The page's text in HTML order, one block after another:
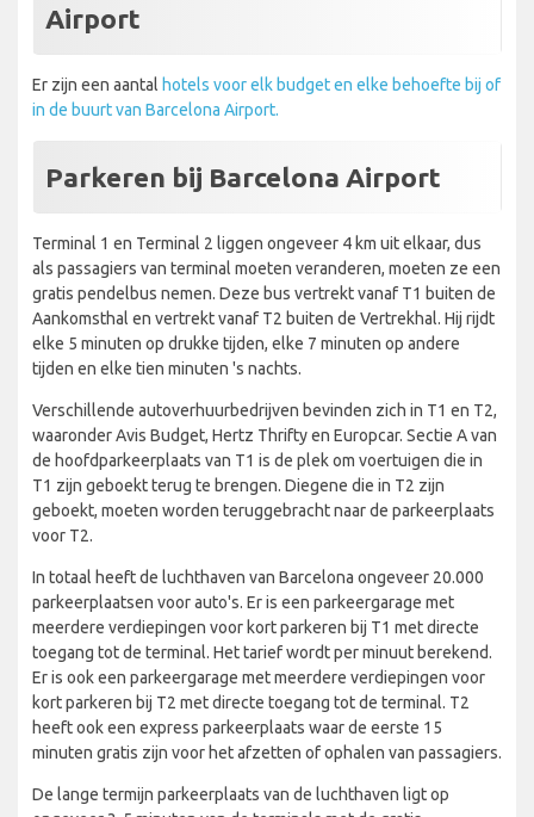
Airport
Er zijn een aantal hotels voor elk budget en elke behoefte bij of
in de buurt van Barcelona Airport.
Parkeren bij Barcelona Airport
Terminal 1 en Terminal 2 liggen ongeveer 4 km uit elkaar, dus
als passagiers van terminal moeten veranderen, moeten ze een
gratis pendelbus nemen. Deze bus vertrekt vanaf T1 buiten de
Aankomsthal en vertrekt vanaf T2 buiten de Vertrekhal. Hij rijdt
elke 5 minuten op drukke tijden, elke 7 minuten op andere
tijden en elke tien minuten 's nachts.
Verschillende autoverhuurbedrijven bevinden zich in T1 en T2,
waaronder Avis Budget, Hertz Thrifty en Europcar. Sectie A van
de hoofdparkeerplaats van T1 is de plek om voertuigen die in
T1 zijn geboekt terug te brengen. Diegene die in T2 zijn
geboekt, moeten worden teruggebracht naar de parkeerplaats
voor T2.
In totaal heeft de luchthaven van Barcelona ongeveer 20.000
parkeerplaatsen voor auto's. Er is een parkeergarage met
meerdere verdiepingen voor kort parkeren bij T1 met directe
toegang tot de terminal. Het tarief wordt per minuut berekend.
Er is ook een parkeergarage met meerdere verdiepingen voor
kort parkeren bij T2 met directe toegang tot de terminal. T2
heeft ook een express parkeerplaats waar de eerste 15
minuten gratis zijn voor het afzetten of ophalen van passagiers.
De lange termijn parkeerplaats van de luchthaven ligt op